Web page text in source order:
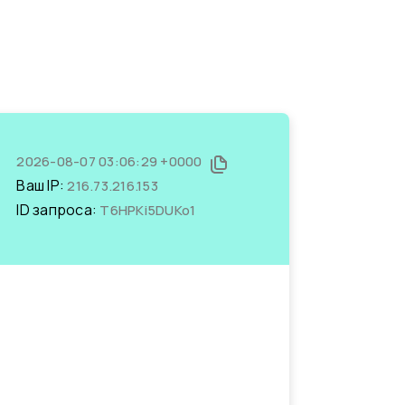
2026-08-07 03:06:29 +0000
Ваш IP:216.73.216.153
ID запроса: T6HPKi5DUKo1